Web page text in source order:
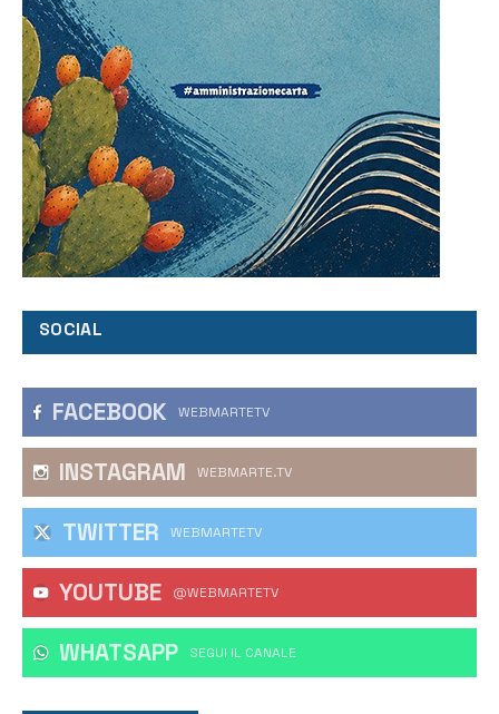
SOCIAL
FACEBOOK WEBMARTETV
INSTAGRAM WEBMARTE.TV
TWITTER WEBMARTETV
YOUTUBE @WEBMARTETV
WHATSAPP ‎SEGUI IL CANALE